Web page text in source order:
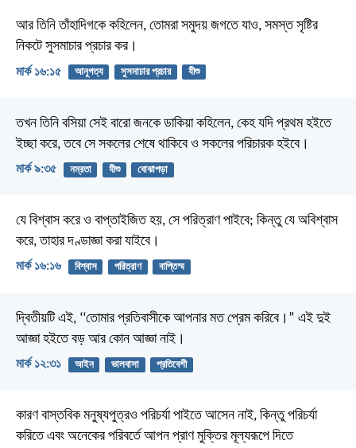
আর তিনি তাঁহাদিগকে কহিলেন, তোমরা সমুদয় জগতে যাও, সমস্ত সৃষ্টির
নিকটে সুসমাচার প্রচার কর।
মার্ক ১৬:১৫ আনুগত্য সুসমাচার প্রচার যীশু
তখন তিনি বসিয়া সেই বারো জনকে ডাকিয়া কহিলেন, কেহ যদি প্রথম হইতে
ইচ্ছা করে, তবে সে সকলের শেষে থাকিবে ও সকলের পরিচারক হইবে।
মার্ক ৯:৩৫ নম্রতা যীশু বোঝাপড়া
যে বিশ্বাস করে ও বাপ্তাইজিত হয়, সে পরিত্রাণ পাইবে; কিন্তু যে অবিশ্বাস
করে, তাহার দণ্ডাজ্ঞা করা যাইবে।
মার্ক ১৬:১৬ বিশ্বাস পরিত্রাণ বাপ্তিস্ম
দ্বিতীয়টি এই, ‘‘তোমার প্রতিবাসীকে আপনার মত প্রেম করিবে।” এই দুই
আজ্ঞা হইতে বড় আর কোন আজ্ঞা নাই।
মার্ক ১২:৩১ আইন ভালবাসা প্রতিবেশী
কারণ বাস্তবিক মনুষ্যপুত্রও পরিচর্যা পাইতে আসেন নাই, কিন্তু পরিচর্যা
করিতে এবং অনেকের পরিবর্তে আপন প্রাণ মুক্তির মূল্যরূপে দিতে